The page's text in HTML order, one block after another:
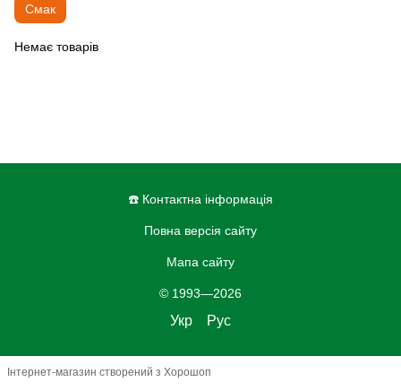
Смак
Немає товарів
☎️ Контактна інформація
Повна версія сайту
Мапа сайту
© 1993—2026
Укр Рус
Інтернет-магазин створений з Хорошоп